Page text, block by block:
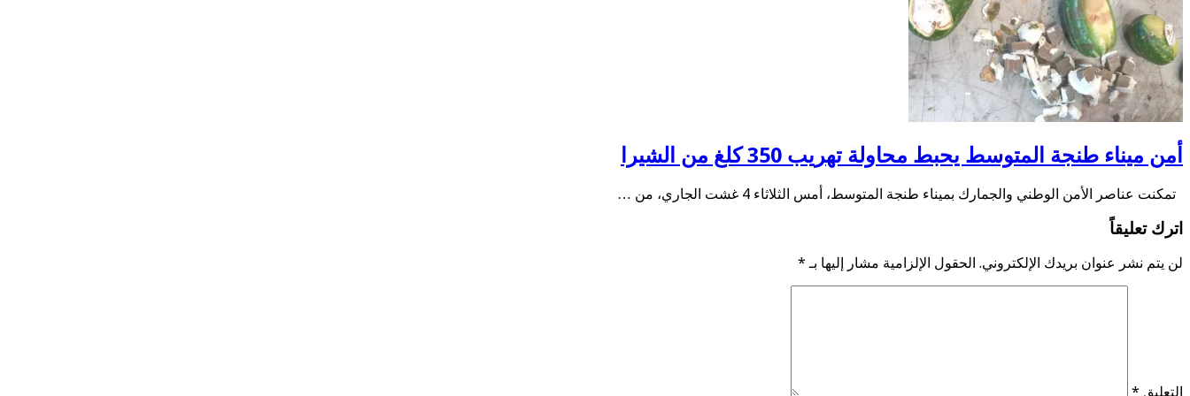
أمن ميناء طنجة المتوسط يحبط محاولة تهريب 350 كلغ من الشيرا
تمكنت عناصر الأمن الوطني والجمارك بميناء طنجة المتوسط، أمس الثلاثاء 4 غشت الجاري، من …
اترك تعليقاً
لن يتم نشر عنوان بريدك الإلكتروني. الحقول الإلزامية مشار إليها بـ *
التعليق *